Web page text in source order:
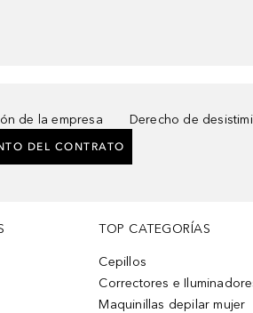
de la empresa Derecho de
DEL CONTRATO
TOP CATEGORÍAS
Cepillos
Correctores e
Maquinillas depilar mujer